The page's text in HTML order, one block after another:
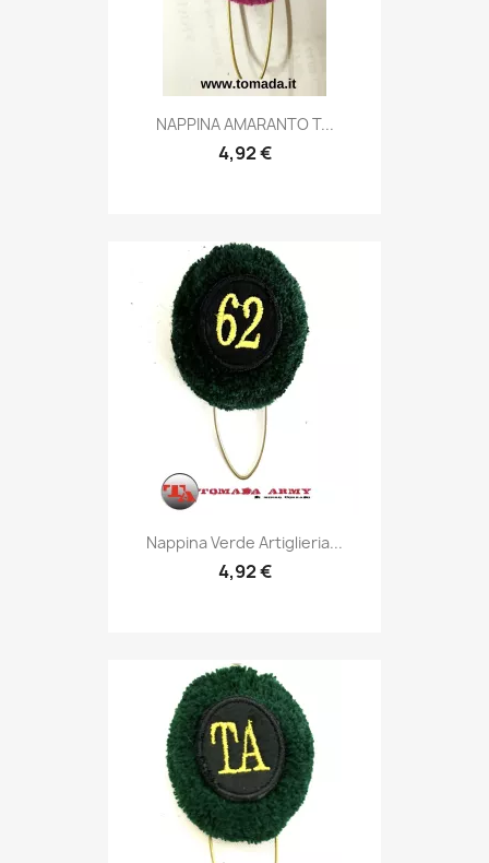
Anteprima
NAPPINA AMARANTO T...
4,92 €
Anteprima
Nappina Verde Artiglieria...
4,92 €